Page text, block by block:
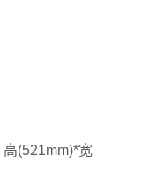
高(521mm)*宽